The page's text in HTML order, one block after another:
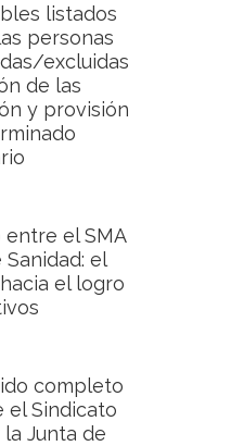
listados
personas
excluidas
de las
y provisión
el SMA
el
el logro
completo
el Sindicato
Junta de